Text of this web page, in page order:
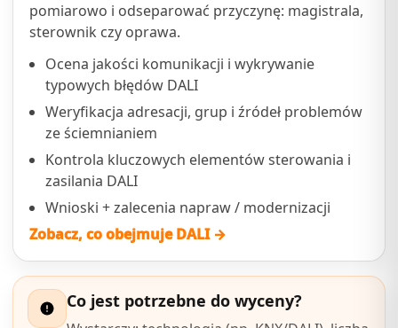
pomiarowo i odseparować przyczynę: magistrala,
sterownik czy oprawa.
Ocena jakości komunikacji i wykrywanie
typowych błędów DALI
Weryfikacja adresacji, grup i źródeł problemów
ze ściemnianiem
Kontrola kluczowych elementów sterowania i
zasilania DALI
Wnioski + zalecenia napraw / modernizacji
Zobacz, co obejmuje DALI →
Co jest potrzebne do wyceny?